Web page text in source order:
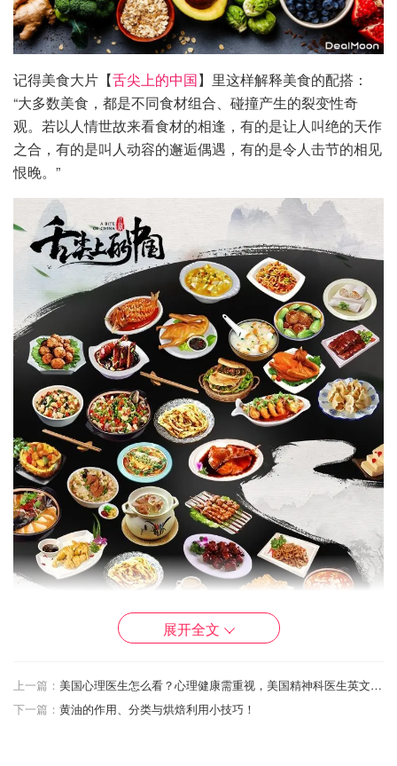
记得美食大片【舌尖上的中国】里这样解释美食的配搭：
“大多数美食，都是不同食材组合、碰撞产生的裂变性奇
观。若以人情世故来看食材的相逢，有的是让人叫绝的天作
之合，有的是叫人动容的邂逅偶遇，有的是令人击节的相见
恨晚。”
展开全文
上一篇：
美国心理医生怎么看？心理健康需重视，美国精神科医生英文、诊治、费用详解
下一篇： 黄油的作用、分类与烘焙利用小技巧！